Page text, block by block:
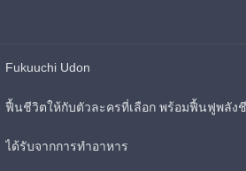
Fukuuchi Udon
ฟื้นชีวิตให้กับตัวละครที่เลือก พร้อมฟื้นฟูพลัง
ได้รับจากการทำอาหาร